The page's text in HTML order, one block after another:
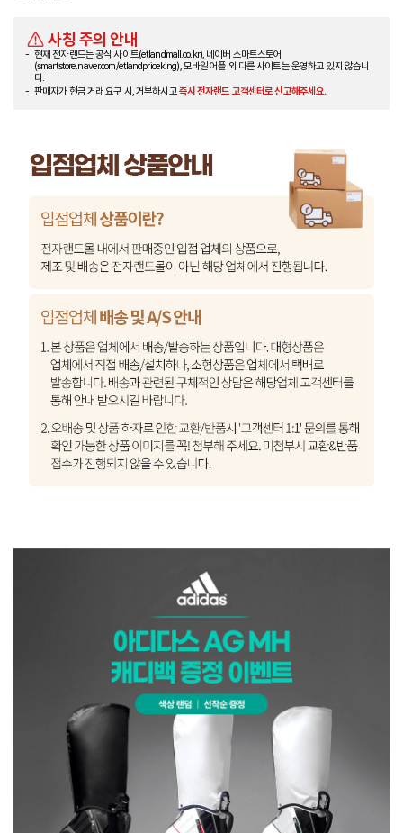
사칭 주의 안내
현재 전자랜드는 공식 사이트(etlandmall.co.kr), 네이버 스마트스토어
(smartstore.naver.com/etlandpriceking), 모바일 어플 외 다른 사이트는 운영하고 있지 않습니
다.
판매자가 현금 거래 요구 시, 거부하시고즉시 전자랜드 고객센터로 신고해주세요.